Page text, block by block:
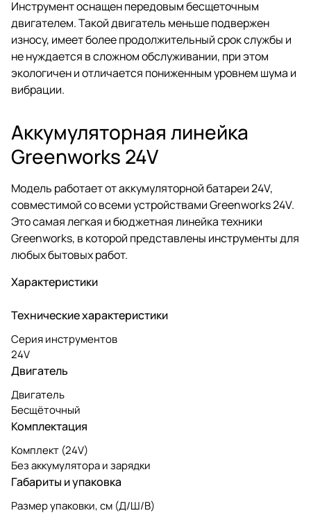
Инструмент оснащен передовым бесщеточным
двигателем. Такой двигатель меньше подвержен
износу, имеет более продолжительный срок службы и
не нуждается в сложном обслуживании, при этом
экологичен и отличается пониженным уровнем шума и
вибрации.
Аккумуляторная линейка
Greenworks 24V
Модель работает от аккумуляторной батареи 24V,
совместимой со всеми устройствами Greenworks 24V.
Это самая легкая и бюджетная линейка техники
Greenworks, в которой представлены инструменты для
любых бытовых работ.
Характеристики
Технические характеристики
Серия инструментов
24V
Двигатель
Двигатель
Бесщёточный
Комплектация
Комплект (24V)
Без аккумулятора и зарядки
Габариты и упаковка
Размер упаковки, см (Д/Ш/В)